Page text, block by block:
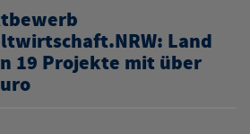
Land
19 Projekte mit über